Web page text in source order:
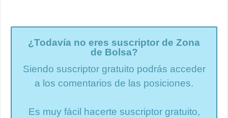
¿Todavía no eres suscriptor de Zona
de Bolsa?
Siendo suscriptor gratuito podrás acceder
a los comentarios de las posiciones.
Es muy fácil hacerte suscriptor gratuito,